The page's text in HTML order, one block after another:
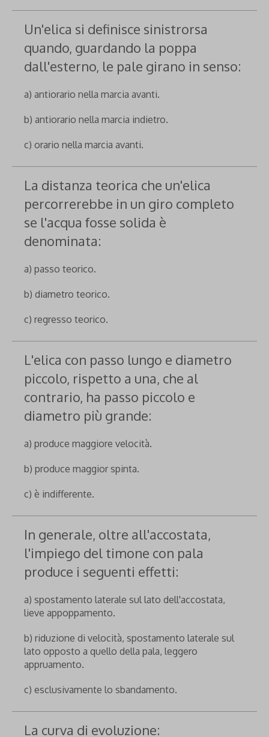
Un'elica si definisce sinistrorsa
quando, guardando la poppa
dall'esterno, le pale girano in senso:
a) antiorario nella marcia avanti.
b) antiorario nella marcia indietro.
c) orario nella marcia avanti.
La distanza teorica che un'elica
percorrerebbe in un giro completo
se l'acqua fosse solida è
denominata:
a) passo teorico.
b) diametro teorico.
c) regresso teorico.
L'elica con passo lungo e diametro
piccolo, rispetto a una, che al
contrario, ha passo piccolo e
diametro più grande:
a) produce maggiore velocità.
b) produce maggior spinta.
c) è indifferente.
In generale, oltre all'accostata,
l'impiego del timone con pala
produce i seguenti effetti:
a) spostamento laterale sul lato dell'accostata,
lieve appoppamento.
b) riduzione di velocità, spostamento laterale sul
lato opposto a quello della pala, leggero
appruamento.
c) esclusivamente lo sbandamento.
La curva di evoluzione: